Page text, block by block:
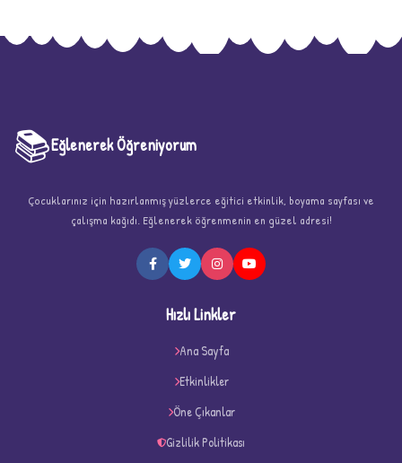
📚Eğlenerek Öğreniyorum
Çocuklarınız için hazırlanmış yüzlerce eğitici etkinlik, boyama sayfası ve
çalışma kağıdı. Eğlenerek öğrenmenin en güzel adresi!
Hızlı Linkler
Ana Sayfa
Etkinlikler
Öne Çıkanlar
Gizlilik Politikası